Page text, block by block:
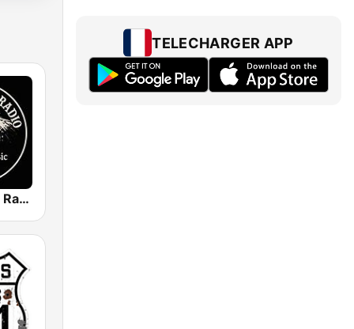
Texas Bound Radio - TBR
TELECHARGER APP